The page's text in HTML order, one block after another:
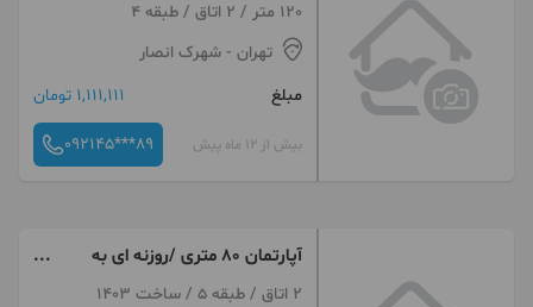
120 متر / 2 اتاق / طبقه 4
تهران - شهرک انصار
مبلغ
1,111,111 تومان
بیش از 12 ماه پیش 092145***89
آپارتمان ۸۰ متری /روزنه ای به
سمت بهشت
2 اتاق / طبقه 5 / ساخت 1403